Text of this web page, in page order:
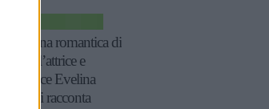
“Sono una romantica di
natura”: l’attrice e
produttrice Evelina
Manna si racconta